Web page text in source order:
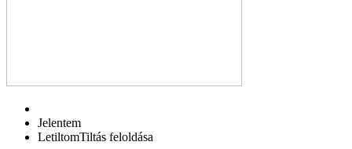
Jelentem
LetiltomTiltás feloldása